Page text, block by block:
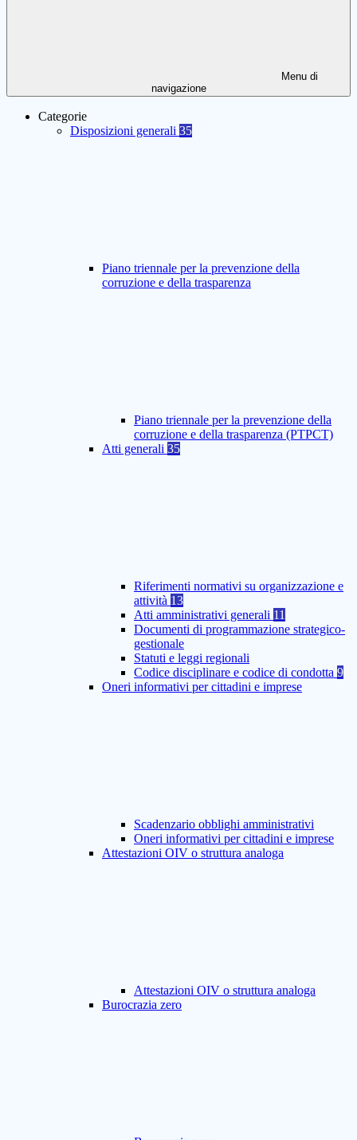
Menu di
navigazione
Categorie
Disposizioni generali 35
Piano triennale per la prevenzione della
corruzione e della trasparenza
Piano triennale per la prevenzione della
corruzione e della trasparenza (PTPCT)
Atti generali 35
Riferimenti normativi su organizzazione e
attività 13
Atti amministrativi generali 11
Documenti di programmazione strategico-
gestionale
Statuti e leggi regionali
Codice disciplinare e codice di condotta 9
Oneri informativi per cittadini e imprese
Scadenzario obblighi amministrativi
Oneri informativi per cittadini e imprese
Attestazioni OIV o struttura analoga
Attestazioni OIV o struttura analoga
Burocrazia zero